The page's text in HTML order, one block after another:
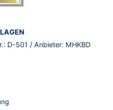
D-501 / Anbieter: MHKBD